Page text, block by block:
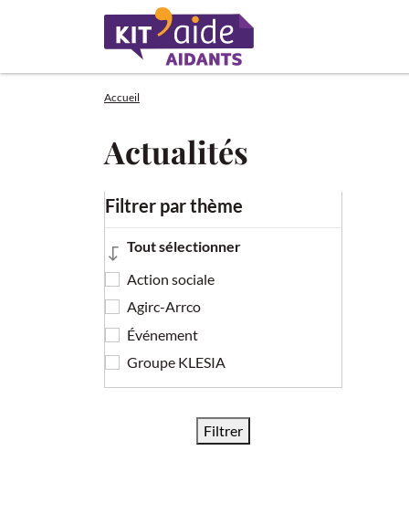
Menu principal Pied de page
Accueil
Actualités
Filtrer par thème
Tout sélectionner
Action sociale
Agirc-Arrco
Événement
Groupe KLESIA